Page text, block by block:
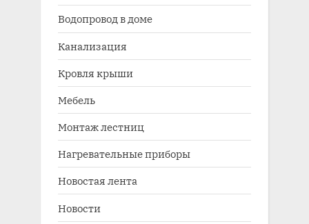
Водопровод в доме
Канализация
Кровля крыши
Мебель
Монтаж лестниц
Нагревательные приборы
Новостая лента
Новости